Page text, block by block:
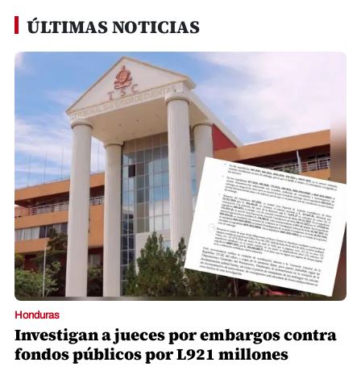
ÚLTIMAS NOTICIAS
Honduras
Investigan a jueces por embargos contra
fondos públicos por L921 millones